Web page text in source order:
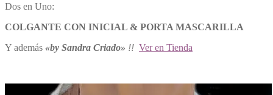
Dos en Uno:
COLGANTE CON INICIAL & PORTA MASCARILLA
Y además «by Sandra Criado» !! Ver en Tienda